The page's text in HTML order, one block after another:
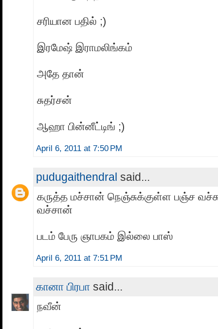
சரியான பதில் ;)
இரமேஷ் இராமலிங்கம்
அதே தான்
சுதர்சன்
ஆஹா பின்னீட்டிங் ;)
April 6, 2011 at 7:50 PM
pudugaithendral said...
கருத்த மச்சான் நெஞ்சுக்குள்ள பஞ்ச
வச்சான்
படம் பேரு ஞாபகம் இல்லை பாஸ்
April 6, 2011 at 7:51 PM
கானா பிரபா said...
நவீன்